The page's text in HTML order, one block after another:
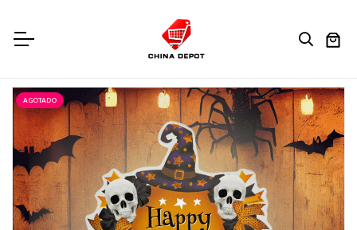
AGOTADO